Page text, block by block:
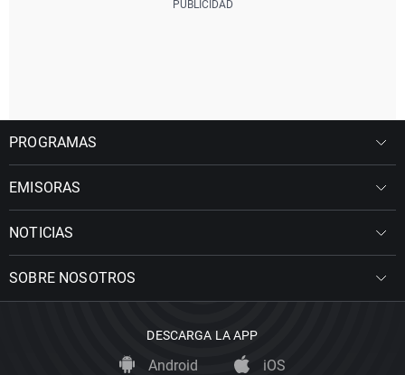
PROGRAMAS
EMISORAS
NOTICIAS
SOBRE NOSOTROS
DESCARGA LA APP
Android iOS